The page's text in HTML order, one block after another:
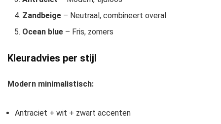
Zandbeige – Neutraal, combineert overal
Ocean blue – Fris, zomers
Kleuradvies per stijl
Modern minimalistisch:
Antraciet + wit + zwart accenten